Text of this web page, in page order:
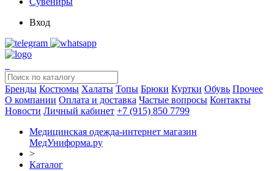
Вход
Бренды Костюмы Халаты Топы Брюки Куртки Обувь Прочее
О компании Оплата и доставка Частые вопросы Контакты
Новости Личный кабинет +7 (915) 850 7799
Медицинская одежда-интернет магазин
МедУниформа.ру
>
Каталог